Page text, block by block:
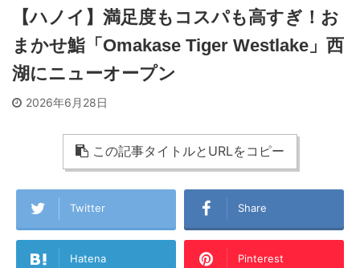
【ハノイ】満足度もコスパも高すぎ！お
まかせ鮨「Omakase Tiger Westlake」西
湖にニューオープン
2026年6月28日
この記事タイトルとURLをコピー
Twitter Share
Hatena Pinterest